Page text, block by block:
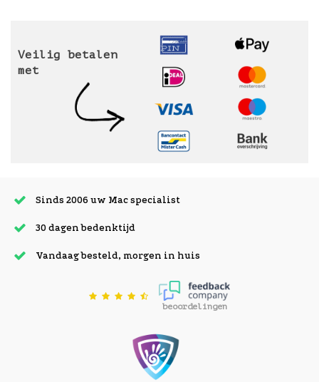
Veilig betalen
met
Sinds 2006 uw Mac specialist
30 dagen bedenktijd
Vandaag besteld, morgen in huis
beoordelingen